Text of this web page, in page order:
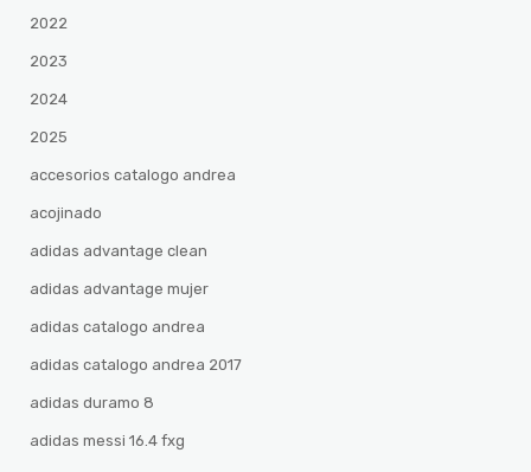
2022
2023
2024
2025
accesorios catalogo andrea
acojinado
adidas advantage clean
adidas advantage mujer
adidas catalogo andrea
adidas catalogo andrea 2017
adidas duramo 8
adidas messi 16.4 fxg